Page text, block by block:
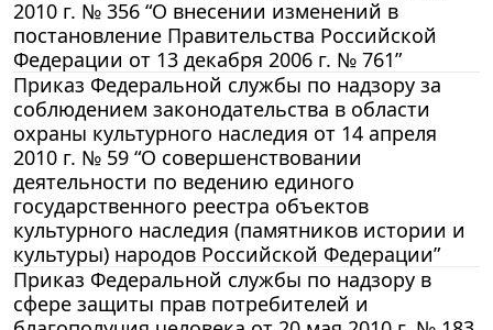
2010 г. № 356 “О внесении изменений в
постановление Правительства Российской
Федерации от 13 декабря 2006 г. № 761”
Приказ Федеральной службы по надзору за
соблюдением законодательства в области
охраны культурного наследия от 14 апреля
2010 г. № 59 “О совершенствовании
деятельности по ведению единого
государственного реестра объектов
культурного наследия (памятников истории и
культуры) народов Российской Федерации”
Приказ Федеральной службы по надзору в
сфере защиты прав потребителей и